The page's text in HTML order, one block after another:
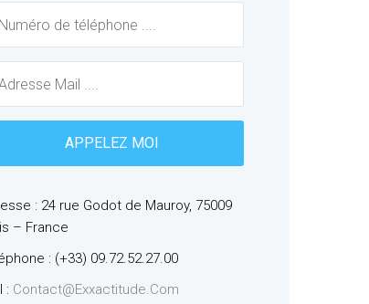
: 24 rue Godot de Mauroy, 75009
– France
: (+33) 09.72.52.27.00
: Contact@exxactitude.com